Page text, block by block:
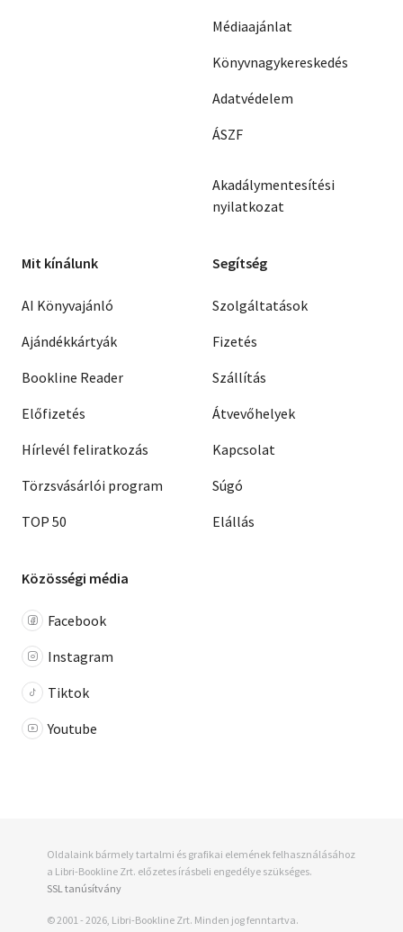
Médiaajánlat
Könyvnagykereskedés
Adatvédelem
ÁSZF
Akadálymentesítési
nyilatkozat
Mit kínálunk
AI Könyvajánló
Ajándékkártyák
Bookline Reader
Előfizetés
Hírlevél feliratkozás
Törzsvásárlói program
TOP 50
Segítség
Szolgáltatások
Fizetés
Szállítás
Átvevőhelyek
Kapcsolat
Súgó
Elállás
Közösségi média
Facebook
Instagram
Tiktok
Youtube
Oldalaink bármely tartalmi és grafikai elemének felhasználásához
a Libri-Bookline Zrt. előzetes írásbeli engedélye szükséges.
SSL tanúsítvány
© 2001 - 2026, Libri-Bookline Zrt. Minden jog fenntartva.